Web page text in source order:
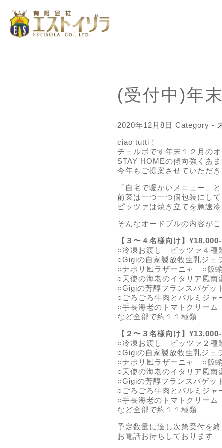
(受付中)年
2020年12月8日 Category -
ciao tutti！
チェルボです年末１２月の
STAY HOMEの傾向強くあ
今年もご提案させていただき
「自宅で暖かいメニュー」
前菜は一つ一つ個包装にし
ピッツァは焼き立てを急速
そんなオードブルの内容がこ
【３〜４名様向け】¥18,000-
○冷凍お渡し ピッツァ４種
○Gigiの自家製放牧生乳ジ
○ナポリ風ラザーニャ ○飯
○天使の海老のイタリア風南
○Gigiの芳醇フランスバゲッ
○ごろごろ牛肉とパルミジャ
○手長海老のトマトクリーム
など全部で約１１種類
【２〜３名様向け】¥13,000-
○冷凍お渡し ピッツァ２種
○Gigiの自家製放牧生乳ジ
○ナポリ風ラザーニャ ○飯
○天使の海老のイタリア風南
○Gigiの芳醇フランスバゲッ
○ごろごろ牛肉とパルミジャ
○手長海老のトマトクリーム
など全部で約１１種類
予定数量に達し次第受付を終
お電話お待ちしております